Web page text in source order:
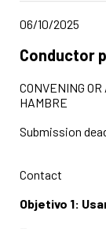
Date of
06/10/2025
Title of the
Conductor
CONVENING
HAMBRE
Submission
Contact
Objetivo 1: